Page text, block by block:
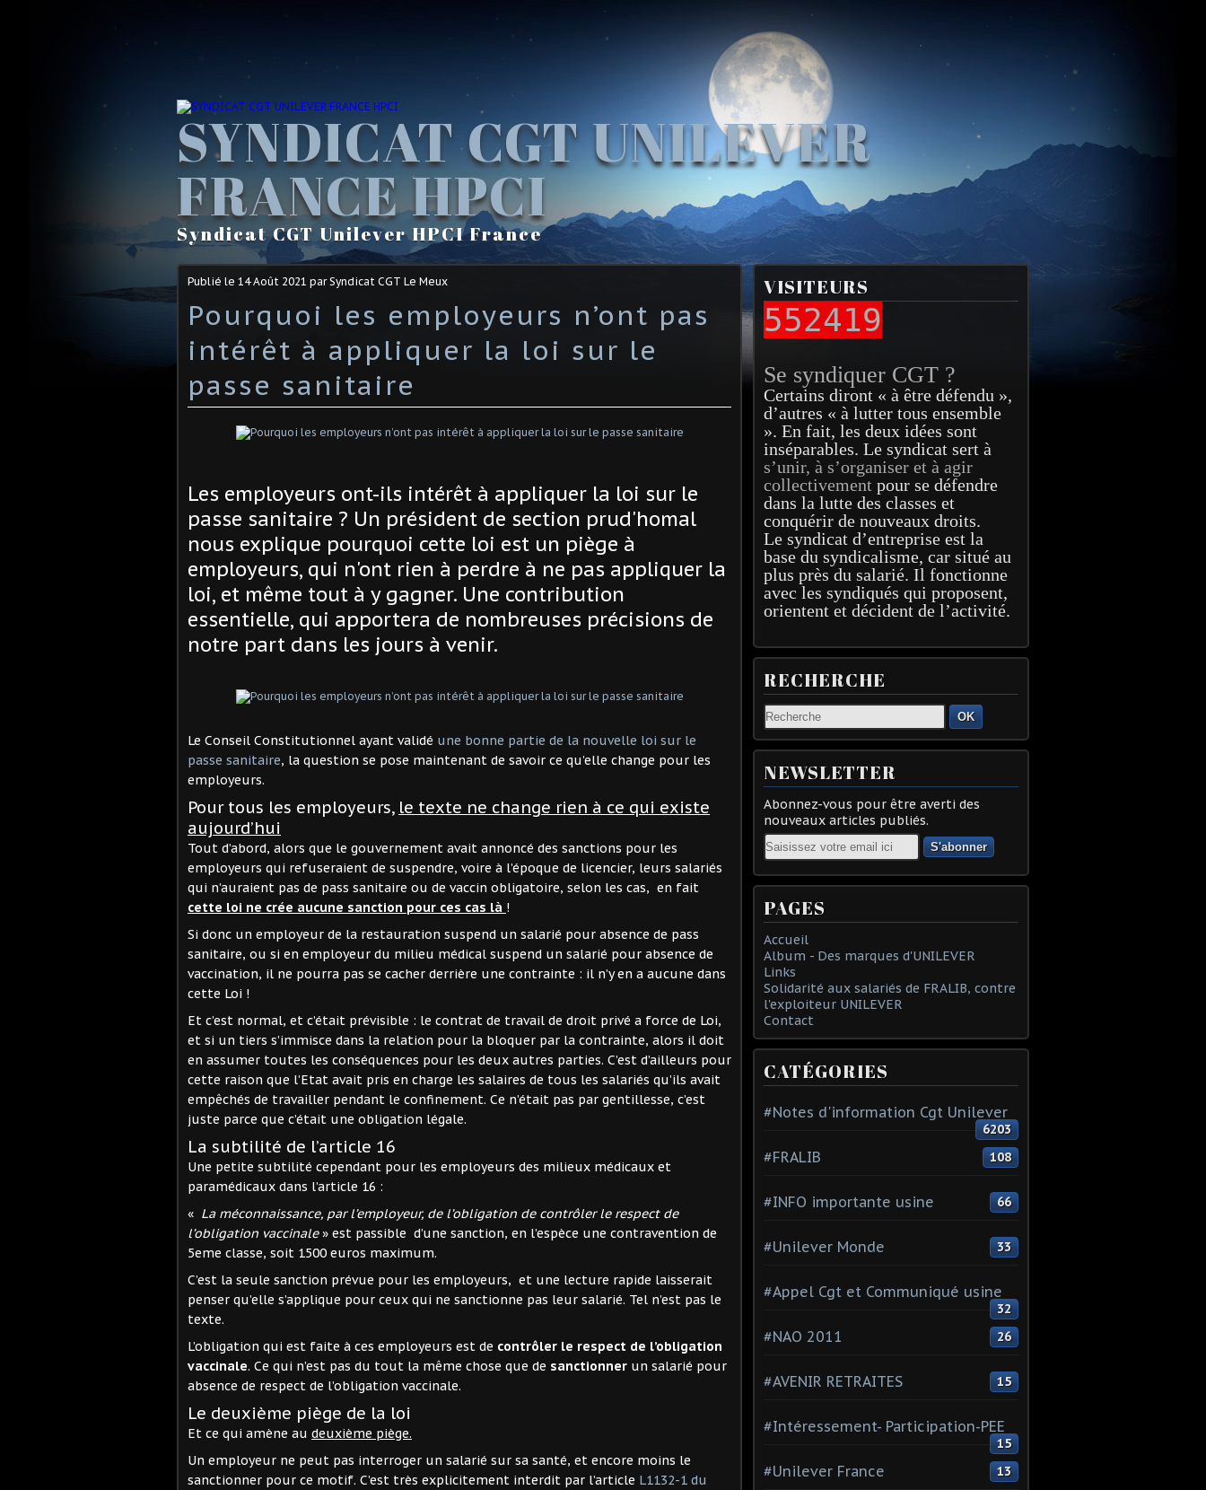
SYNDICAT CGT UNILEVER
FRANCE HPCI
Syndicat CGT Unilever HPCI France
Publié le 14 Août 2021 par Syndicat CGT Le Meux
Pourquoi les employeurs n’ont pas
intérêt à appliquer la loi sur le
passe sanitaire
Les employeurs ont-ils intérêt à appliquer la loi sur le
passe sanitaire ? Un président de section prud'homal
nous explique pourquoi cette loi est un piège à
employeurs, qui n'ont rien à perdre à ne pas appliquer la
loi, et même tout à y gagner. Une contribution
essentielle, qui apportera de nombreuses précisions de
notre part dans les jours à venir.
Le Conseil Constitutionnel ayant validé une bonne partie de la nouvelle loi sur le
passe sanitaire, la question se pose maintenant de savoir ce qu’elle change pour les
employeurs.
Pour tous les employeurs, le texte ne change rien à ce qui existe
aujourd’hui
Tout d’abord, alors que le gouvernement avait annoncé des sanctions pour les
employeurs qui refuseraient de suspendre, voire à l’époque de licencier, leurs salariés
qui n’auraient pas de pass sanitaire ou de vaccin obligatoire, selon les cas, en fait
cette loi ne crée aucune sanction pour ces cas là !
Si donc un employeur de la restauration suspend un salarié pour absence de pass
sanitaire, ou si en employeur du milieu médical suspend un salarié pour absence de
vaccination, il ne pourra pas se cacher derrière une contrainte : il n’y en a aucune dans
cette Loi !
Et c’est normal, et c’était prévisible : le contrat de travail de droit privé a force de Loi,
et si un tiers s’immisce dans la relation pour la bloquer par la contrainte, alors il doit
en assumer toutes les conséquences pour les deux autres parties. C’est d’ailleurs pour
cette raison que l’Etat avait pris en charge les salaires de tous les salariés qu’ils avait
empêchés de travailler pendant le confinement. Ce n’était pas par gentillesse, c’est
juste parce que c’était une obligation légale.
La subtilité de l’article 16
Une petite subtilité cependant pour les employeurs des milieux médicaux et
paramédicaux dans l’article 16 :
« La méconnaissance, par l’employeur, de l’obligation de contrôler le respect de
l’obligation vaccinale» est passible d’une sanction, en l’espèce une contravention de
5eme classe, soit 1500 euros maximum.
C’est la seule sanction prévue pour les employeurs, et une lecture rapide laisserait
penser qu’elle s’applique pour ceux qui ne sanctionne pas leur salarié. Tel n’est pas le
texte.
L’obligation qui est faite à ces employeurs est de contrôler le respect de l’obligation
vaccinale. Ce qui n’est pas du tout la même chose que de sanctionner un salarié pour
absence de respect de l’obligation vaccinale.
Le deuxième piège de la loi
Et ce qui amène au deuxième piège.
Un employeur ne peut pas interroger un salarié sur sa santé, et encore moins le
sanctionner pour ce motif. C’est très explicitement interdit par l’article L1132-1 du
VISITEURS
552419
Se syndiquer CGT ?
Certains diront « à être défendu »,
d’autres « à lutter tous ensemble
». En fait, les deux idées sont
inséparables. Le syndicat sert à
s’unir, à s’organiser et à agir
collectivement pour se défendre
dans la lutte des classes et
conquérir de nouveaux droits.
Le syndicat d’entreprise est la
base du syndicalisme, car situé au
plus près du salarié. Il fonctionne
avec les syndiqués qui proposent,
orientent et décident de l’activité.
RECHERCHE
OK
NEWSLETTER
Abonnez-vous pour être averti des
nouveaux articles publiés.
Email
PAGES
Accueil
Album - Des marques d'UNILEVER
Links
Solidarité aux salariés de FRALIB, contre
l'exploiteur UNILEVER
Contact
CATÉGORIES
#Notes d'information Cgt Unilever
6203
#FRALIB 108
#INFO importante usine 66
#Unilever Monde 33
#Appel Cgt et Communiqué usine
32
#NAO 2011 26
#AVENIR RETRAITES 15
#Intéressement- Participation-PEE
15
#Unilever France 13